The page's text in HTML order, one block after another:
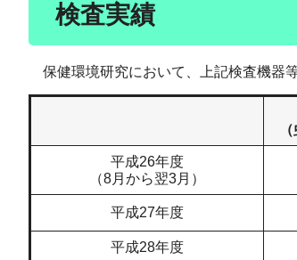
検査実績
保健環境研究において、上記検査機器
平成26年度
（8月から翌3月）
平成27年度
平成28年度